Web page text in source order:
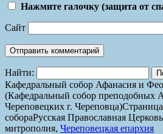
Нажмите галочку (защита от
Сайт
Найти:
Кафедральный собор Афанасия и
(Кафедральный собор преподобных
Череповецких г. Череповца)
собораРусская Православная
митрополия, Череповецкая епархия